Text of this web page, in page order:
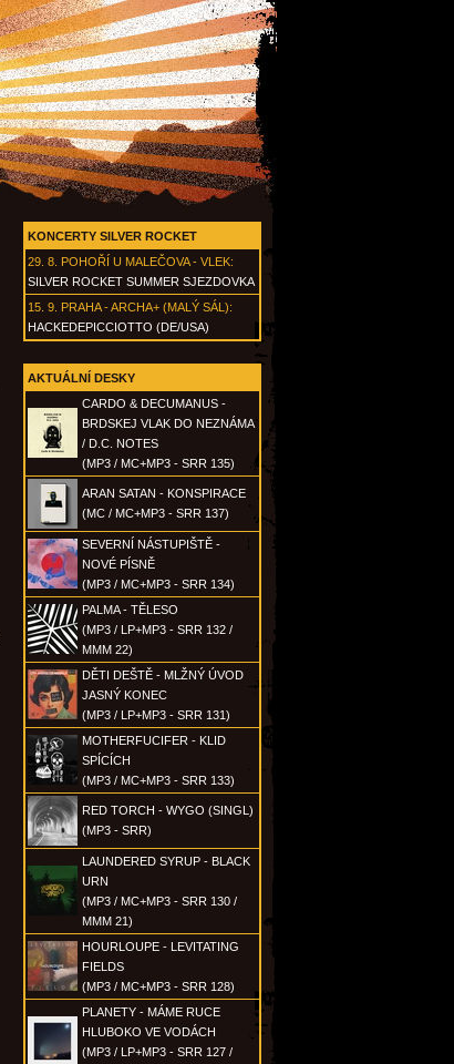
KONCERTY SILVER ROCKET
29. 8. POHOŘÍ U MALEČOVA - VLEK:
SILVER ROCKET SUMMER SJEZDOVKA
15. 9. PRAHA - ARCHA+ (MALÝ SÁL):
HACKEDEPICCIOTTO (DE/USA)
AKTUÁLNÍ DESKY
CARDO & DECUMANUS -
BRDSKEJ VLAK DO NEZNÁMA
/ D.C. NOTES
(MP3 / MC+MP3 - SRR 135)
ARAN SATAN - KONSPIRACE
(MC / MC+MP3 - SRR 137)
SEVERNÍ NÁSTUPIŠTĚ -
NOVÉ PÍSNĚ
(MP3 / MC+MP3 - SRR 134)
PALMA - TĚLESO
(MP3 / LP+MP3 - SRR 132 /
MMM 22)
DĚTI DEŠTĚ - MLŽNÝ ÚVOD
JASNÝ KONEC
(MP3 / LP+MP3 - SRR 131)
MOTHERFUCIFER - KLID
SPÍCÍCH
(MP3 / MC+MP3 - SRR 133)
RED TORCH - WYGO (SINGL)
(MP3 - SRR)
LAUNDERED SYRUP - BLACK
URN
(MP3 / MC+MP3 - SRR 130 /
MMM 21)
HOURLOUPE - LEVITATING
FIELDS
(MP3 / MC+MP3 - SRR 128)
PLANETY - MÁME RUCE
HLUBOKO VE VODÁCH
(MP3 / LP+MP3 - SRR 127 /